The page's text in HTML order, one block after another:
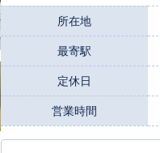
所在地
最寄駅
定休日
営業時間